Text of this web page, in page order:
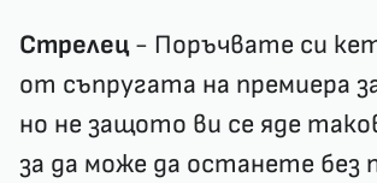
Стрелец- Поръчвате си
от съпругата на премиера
но не защото ви се яде
за да може да останете без